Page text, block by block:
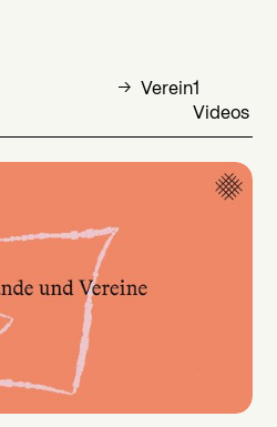
Verein1
Videos